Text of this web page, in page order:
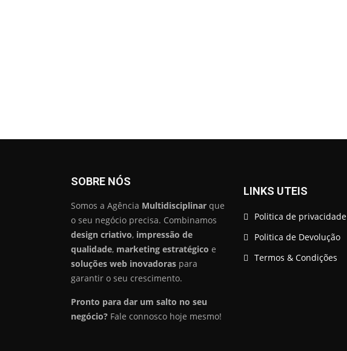
SOBRE NÓS
Somos a Agência Multidisciplinar que
o seu negócio precisa. Combinamos
design criativo, impressão de
qualidade, marketing estratégico e
soluções web inovadoras para
garantir o seu crescimento.
Pronto para dar um salto no seu
negócio? Fale connosco hoje mesmo!
LINKS UTEIS
Politica de privacidade
Politica de Devolução
Termos & Condições